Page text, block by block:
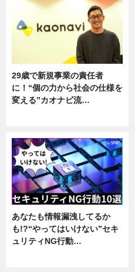
29歳で新規事業の責任者
に！“個の力から社会の仕様を
変える”カオナビ流…
あなたも情報漏洩してるか
も!?“やってはいけない”セキ
ュリティNG行動…